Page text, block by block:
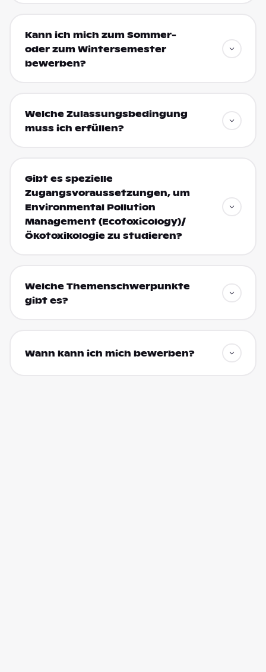
Kann ich mich zum Sommer-
oder zum Wintersemester
bewerben?
Welche Zulassungsbedingung
muss ich erfüllen?
Gibt es spezielle
Zugangsvoraussetzungen, um
Environmental Pollution
Management (Ecotoxicology)/
Ökotoxikologie zu studieren?
Welche Themenschwerpunkte
gibt es?
Wann kann ich mich bewerben?